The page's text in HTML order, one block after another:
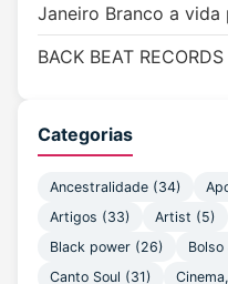
Janeiro Branco a vida
BACK BEAT RECORDS
Categorias
Ancestralidade (34)
Artigos (33) Artist (5)
Black power (26) Bolso
Canto Soul (31)